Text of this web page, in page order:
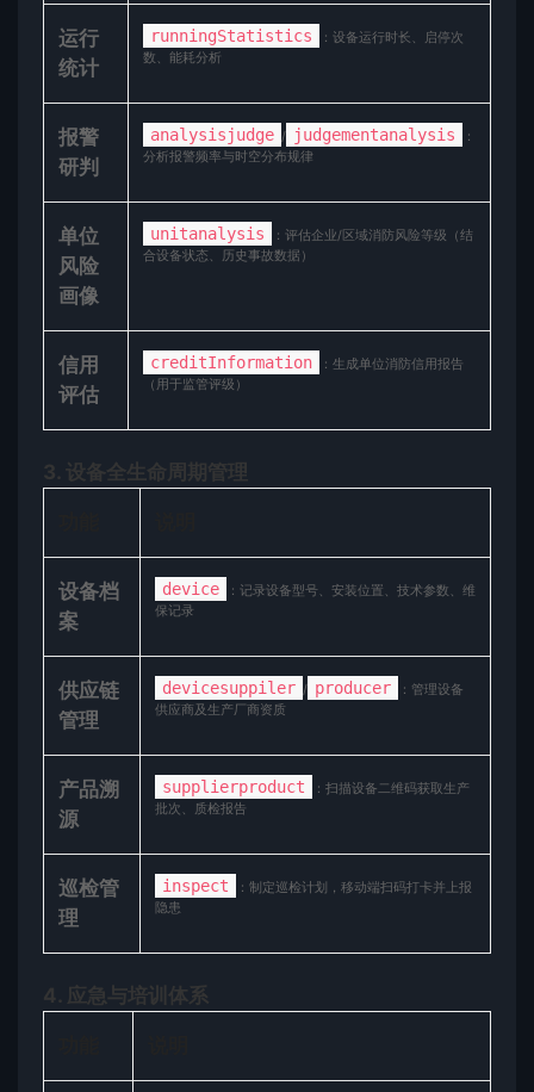
​运行
统计​
runningStatistics
：设备运行时长、启停次
数、能耗分析
​报警
研判​
analysisjudge / judgementanalysis
：
分析报警频率与时空分布规律
​单位
风险
画像​
unitanalysis
：评估企业/区域消防风险等级（结
合设备状态、历史事故数据）
​信用
评估​
creditInformation
：生成单位消防信用报告
（用于监管评级）
​3. 设备全生命周期管理​
​设备档
案​
device
：记录设备型号、安装位置、技术参数、维
保记录
​供应链
管理​
devicesuppiler / producer
：管理设备
供应商及生产厂商资质
​产品溯
源​
supplierproduct
：扫描设备二维码获取生产
批次、质检报告
​巡检管
理​
inspect
：制定巡检计划，移动端扫码打卡并上报
隐患
​4. 应急与培训体系​